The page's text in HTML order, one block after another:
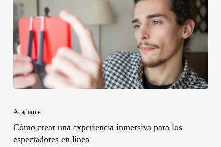
Academia
Cómo crear una experiencia inmersiva para los
espectadores en línea